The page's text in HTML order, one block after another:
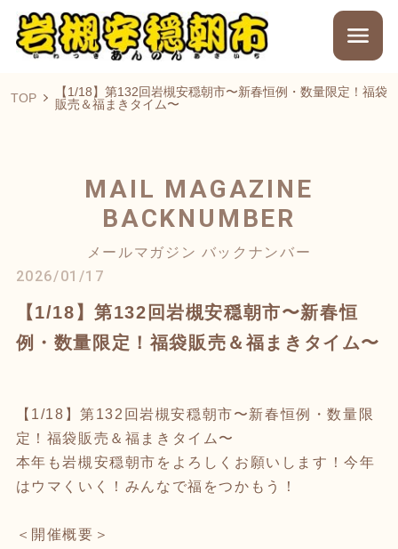
TOP
【1/18】第132回岩槻安穏朝市〜新春恒例・数量限定！福袋
販売＆福まきタイム〜
MAIL MAGAZINE
BACKNUMBER
メールマガジン バックナンバー
2026/01/17
【1/18】第132回岩槻安穏朝市〜新春恒
例・数量限定！福袋販売＆福まきタイム〜
【1/18】第132回岩槻安穏朝市〜新春恒例・数量限
定！福袋販売＆福まきタイム〜
本年も岩槻安穏朝市をよろしくお願いします！今年
はウマくいく！みんなで福をつかもう！
＜開催概要＞